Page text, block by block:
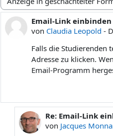
Anzeigemodus
Email-Link einbinden
von Claudia Leopold -
Anzahl Antworten: 1
Falls die Studierenden
Adresse zu klicken.
Email-Programm
Als Antwort auf
Re: Email-Link
von Jacques